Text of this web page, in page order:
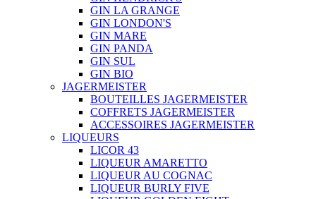
GIN LA GRANGE
GIN LONDON'S
GIN MARE
GIN PANDA
GIN SUL
GIN BIO
JAGERMEISTER
BOUTEILLES JAGERMEISTER
COFFRETS JAGERMEISTER
ACCESSOIRES JAGERMEISTER
LIQUEURS
LICOR 43
LIQUEUR AMARETTO
LIQUEUR AU COGNAC
LIQUEUR BURLY FIVE